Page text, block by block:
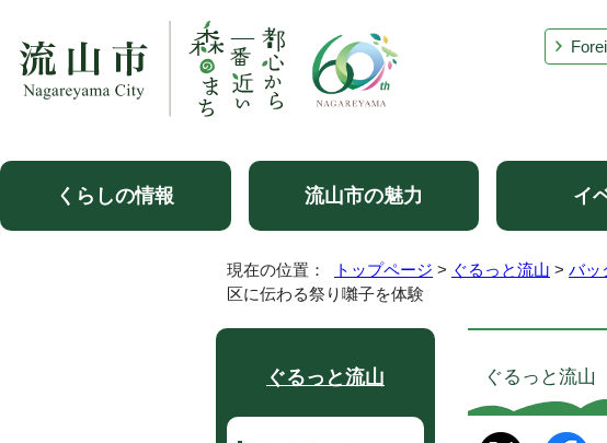
くらしの情報 流山市の魅力 イ
現在の位置： トップページ > ぐるっと流山 > バッ
区に伝わる祭り囃子を体験
ぐるっと流山
ぐるっと流山